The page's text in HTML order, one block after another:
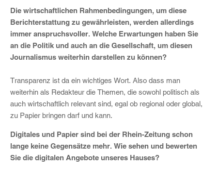
Die wirtschaftlichen Rahmenbedingungen, um diese
Berichterstattung zu gewährleisten, werden allerdings
immer anspruchsvoller. Welche Erwartungen haben Sie
an die Politik und auch an die Gesellschaft, um diesen
Journalismus weiterhin darstellen zu können?
Transparenz ist da ein wichtiges Wort. Also dass man
weiterhin als Redakteur die Themen, die sowohl politisch als
auch wirtschaftlich relevant sind, egal ob regional oder global,
zu Papier bringen darf und kann.
Digitales und Papier sind bei der Rhein-Zeitung schon
lange keine Gegensätze mehr. Wie sehen und bewerten
Sie die digitalen Angebote unseres Hauses?